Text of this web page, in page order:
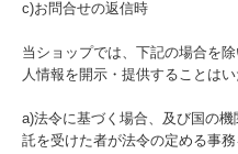
c)お問合せの返信時
当ショップでは、下記の場合を
人情報を開示・提供することはい
a)法令に基づく場合、及び国の
託を受けた者が法令の定める事